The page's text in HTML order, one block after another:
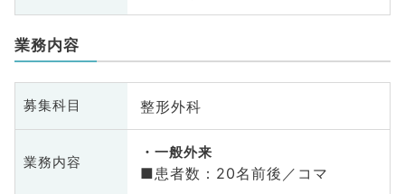
業務内容
募集科目 整形外科
業務内容
一般外来
■患者数：20名前後／コマ